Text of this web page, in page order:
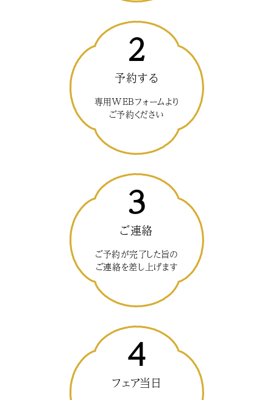
2
予約する
専用WEBフォームより
ご予約ください
3
ご連絡
ご予約が完了した旨の
ご連絡を差し上げます
4
フェア当日